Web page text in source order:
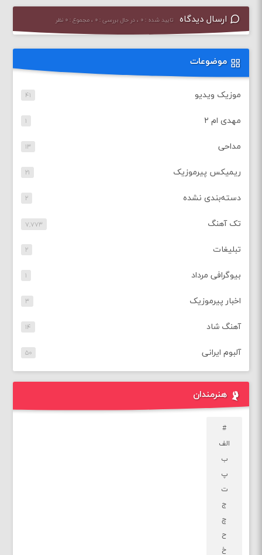
ارسال دیدگاه تایید شده : ۰ ، در حال بررسی : ۰ ، مجموع : ۰ نظر
موضوعات
موزیک ویدیو ۴۱
مهدی ام ۲ ۱
مداحی ۱۳
ریمیکس پیرموزیک ۲۱
دسته‌بندی نشده ۲
تک آهنگ ۷,۷۷۳
تبلیغات ۲
بیوگرافی مرداد ۱
اخبار پیرموزیک ۳
آهنگ شاد ۱۴
آلبوم ایرانی ۵۰
هنرمندان
#
الف
ب
پ
ت
ج
چ
ح
خ